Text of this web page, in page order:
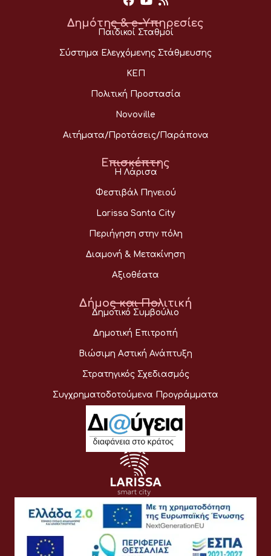
Δημότης & e-Υπηρεσίες
Παιδικοί Σταθμοί
Σύστημα Ελεγχόμενης Στάθμευσης
ΚΕΠ
Πολιτική Προστασία
Novoville
Αιτήματα/Προτάσεις/Παράπονα
Επισκέπτης
Η Λάρισα
Φεστιβάλ Πηνειού
Larissa Santa City
Περιήγηση στην πόλη
Διαμονή & Μετακίνηση
Αξιοθέατα
Δήμος και Πολιτική
Δημοτικό Συμβούλιο
Δημοτική Επιτροπή
Βιώσιμη Αστική Ανάπτυξη
Στρατηγικός Σχεδιασμός
Συγχρηματοδοτούμενα Προγράμματα